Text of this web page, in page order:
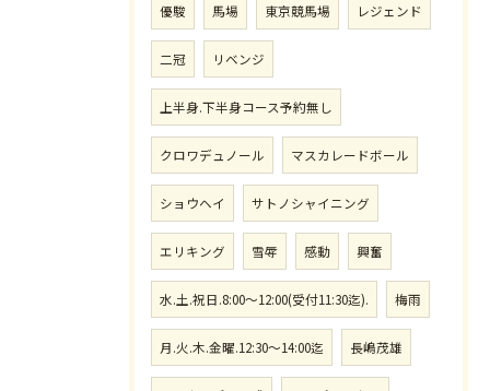
優駿 馬場 東京競馬場 レジェンド
二冠 リベンジ
上半身.下半身コース予約無し
クロワデュノール マスカレードボール
ショウヘイ サトノシャイニング
エリキング 雪辱 感動 興奮
水.土.祝日.8:00〜12:00(受付11:30迄). 梅雨
月.火.木.金曜.12:30〜14:00迄 長嶋茂雄